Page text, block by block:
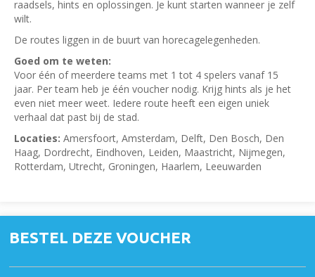
raadsels, hints en oplossingen. Je kunt starten wanneer je zelf
wilt.
De routes liggen in de buurt van horecagelegenheden.
Goed om te weten:
Voor één of meerdere teams met 1 tot 4 spelers vanaf 15
jaar. Per team heb je één voucher nodig. Krijg hints als je het
even niet meer weet. Iedere route heeft een eigen uniek
verhaal dat past bij de stad.
Locaties: Amersfoort, Amsterdam, Delft, Den Bosch, Den
Haag, Dordrecht, Eindhoven, Leiden, Maastricht, Nijmegen,
Rotterdam, Utrecht, Groningen, Haarlem, Leeuwarden
BESTEL DEZE VOUCHER